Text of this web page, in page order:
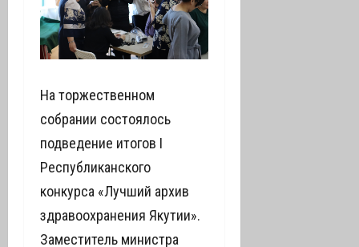
На торжественном
собрании состоялось
подведение итогов I
Республиканского
конкурса «Лучший архив
здравоохранения Якутии».
Заместитель министра